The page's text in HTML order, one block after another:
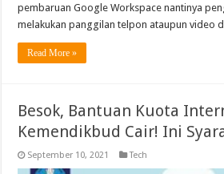
pembaruan Google Workspace nantinya
melakukan panggilan telpon ataupun video
Read More »
Besok, Bantuan Kuota
Kemendikbud Cair! Ini
September 10, 2021 Tech